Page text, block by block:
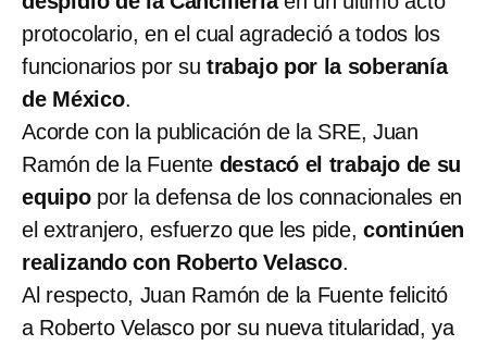
protocolario, en el cual agradeció a todos los
funcionarios por su trabajo por la soberanía
de México.
Acorde con la publicación de la SRE, Juan
Ramón de la Fuente destacó el trabajo de su
equipopor la defensa de los connacionales en
el extranjero, esfuerzo que les pide, continúen
realizando con Roberto Velasco.
Al respecto, Juan Ramón de la Fuente felicitó
a Roberto Velasco por su nueva titularidad, ya